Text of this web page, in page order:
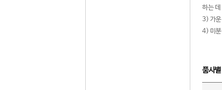
하는
3) 가운
4) 미분
품사